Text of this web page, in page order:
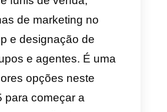
é uma opção sólida se
trabalha com a API
precisa automatizar
distribuir chats e
múltiplos agentes a